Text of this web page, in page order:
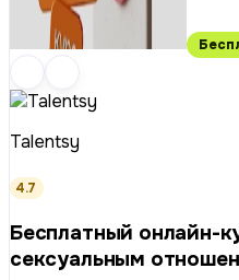
Talentsy
4.7
Бесплатный онлайн-
сексуальным